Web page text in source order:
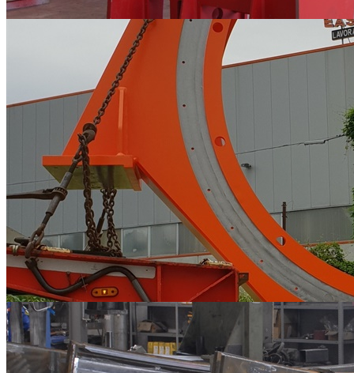
Carpenterie Metalliche